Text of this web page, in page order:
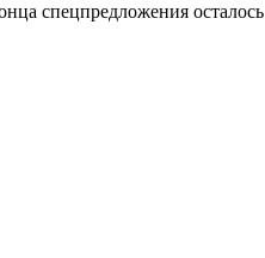
спецпредложения осталось